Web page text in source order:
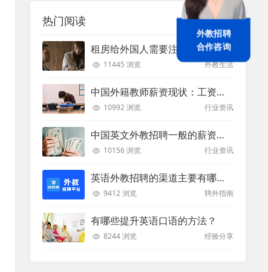
热门阅读
租房给外国人需要注意些什么？
11445 浏览 外教生活
中国外籍教师薪资现状：工资和待遇都非常高
10992 浏览 行业资讯
中国英文外教招聘一般的薪资是多少？
10156 浏览 行业资讯
英语外教招聘的渠道主要有哪些？
9412 浏览 聘外指南
有哪些提升英语口语的方法？
8244 浏览 经验分享
外教招聘
合作咨询